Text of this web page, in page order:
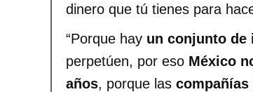
dinero que tú tienes para
“Porque hay un conjunto de
perpetúen, por eso México
años, porque las compañías